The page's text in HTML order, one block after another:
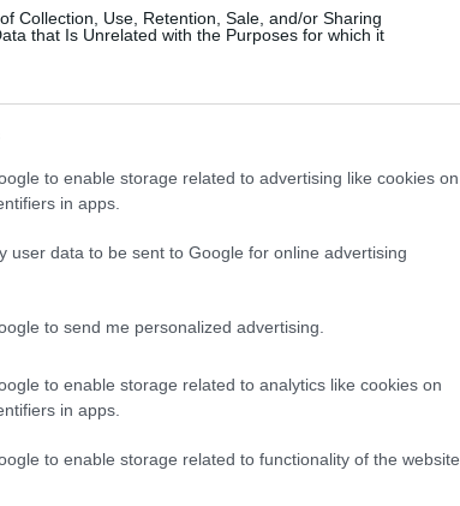
Collection, Use, Retention, Sale, and/or Sharing
that Is Unrelated with the Purposes for which it
to enable storage related to advertising like cookies on
in apps.
user data to be sent to Google for online advertising
to send me personalized advertising.
to enable storage related to analytics like cookies on
in apps.
to enable storage related to functionality of the website